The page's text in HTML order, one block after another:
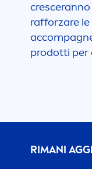
rafforzare
prodotti per
RIMANI